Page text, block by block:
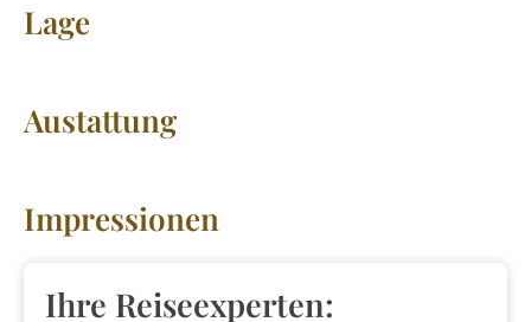
Lage
Austattung
Impressionen
Ihre Reiseexperten: